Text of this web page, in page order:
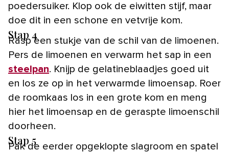
poedersuiker. Klop ook de eiwitten stijf, maar
doe dit in een schone en vetvrije kom.
Stap 4
Rasp een stukje van de schil van de limoenen.
Pers de limoenen en verwarm het sap in een
steelpan. Knijp de gelatineblaadjes goed uit
en los ze op in het verwarmde limoensap. Roer
de roomkaas los in een grote kom en meng
hier het limoensap en de geraspte limoenschil
doorheen.
Stap 5
Pak de eerder opgeklopte slagroom en spatel